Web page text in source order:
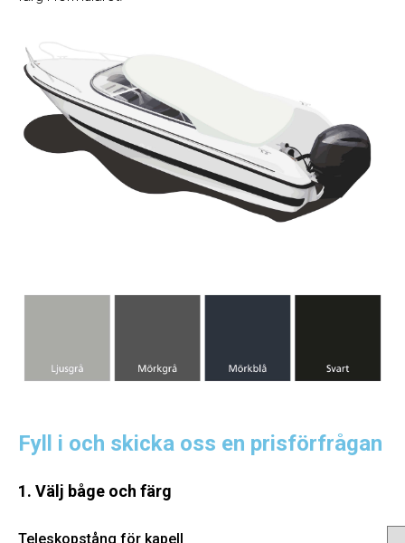
Fyll i och skicka oss en prisförfrågan
1. Välj båge och färg
Teleskopstång för kapell